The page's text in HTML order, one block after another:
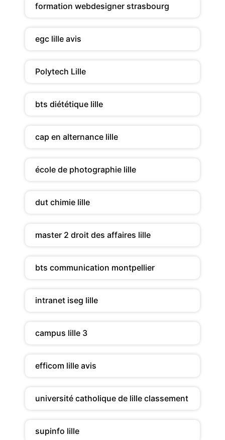
formation webdesigner strasbourg
egc lille avis
Polytech Lille
bts diététique lille
cap en alternance lille
école de photographie lille
dut chimie lille
master 2 droit des affaires lille
bts communication montpellier
intranet iseg lille
campus lille 3
efficom lille avis
université catholique de lille classement
supinfo lille